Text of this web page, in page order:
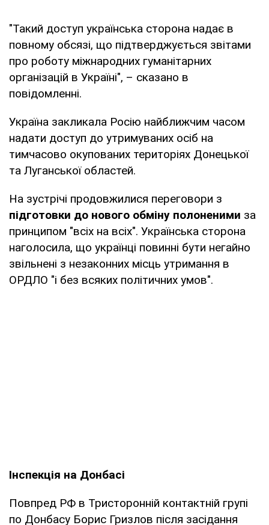
"Такий доступ українська сторона надає в
повному обсязі, що підтверджується звітами
про роботу міжнародних гуманітарних
організацій в Україні", – сказано в
повідомленні.
Україна закликала Росію найближчим часом
надати доступ до утримуваних осіб на
тимчасово окупованих територіях Донецької
та Луганської областей.
На зустрічі продовжилися переговори з
підготовки до нового обміну полоненими за
принципом "всіх на всіх". Українська сторона
наголосила, що українці повинні бути негайно
звільнені з незаконних місць утримання в
ОРДЛО "і без всяких політичних умов".
Інспекція на Донбасі
Повпред РФ в Тристоронній контактній групі
по Донбасу Борис Гризлов після засідання